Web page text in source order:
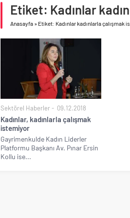
asfalt şimdi de Kocaeli
Geberit Info
Etiket: Kadınlar
Anasayfa » Etiket: Kadınlar kadınlarla çalışmak
Sektörel Haberler 09.12.2018
Kadınlar, kadınlarla çalışmak
istemiyor
Gayrimenkulde Kadın Liderler
Platformu Başkanı Av. Pınar Ersin
Kollu ise...